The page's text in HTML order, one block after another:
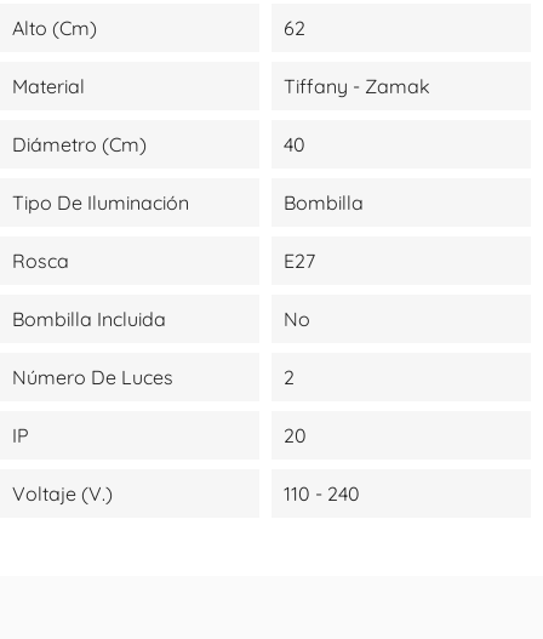
Alto (cm) 62
Material Tiffany - Zamak
Diámetro (cm) 40
Tipo De Iluminación Bombilla
Rosca E27
Bombilla Incluida No
Número De Luces 2
IP 20
Voltaje (V.) 110 - 240